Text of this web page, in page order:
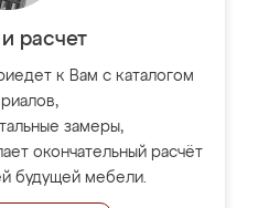
расчет
к Вам с каталогом
замеры,
окончательный расчёт
будущей мебели.